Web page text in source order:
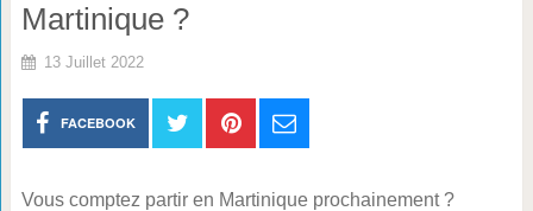
Martinique ?
13 Juillet 2022
FACEBOOK
Vous comptez partir en Martinique prochainement ?